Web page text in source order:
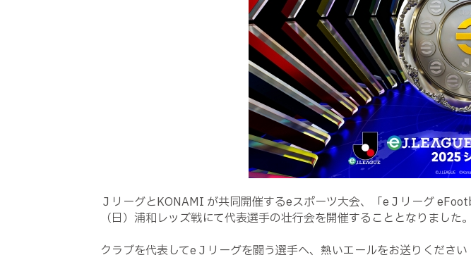
ＪリーグとKONAMI が共同開催するeスポーツ大会、「eＪリーグ
（日）浦和レッズ戦にて代表選手の壮行会を開催することとなりました。
クラブを代表してeＪリーグを闘う選手へ、熱いエールをお送りください